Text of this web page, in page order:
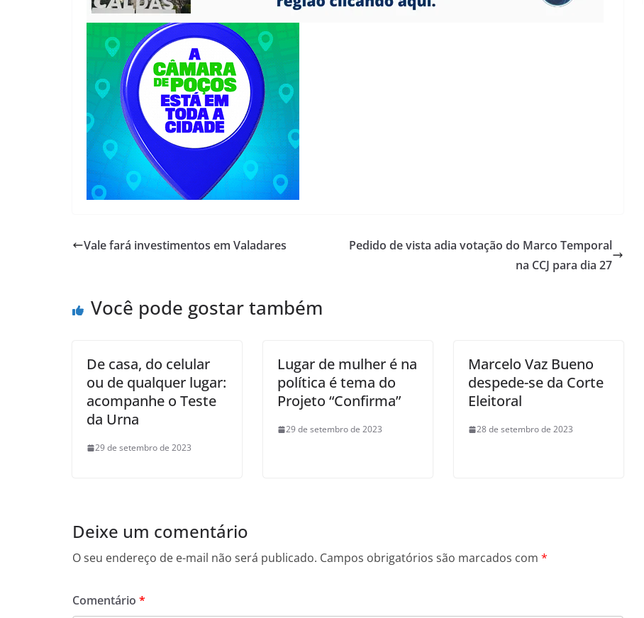
Vale fará investimentos em Valadares
Pedido de vista adia votação do Marco Temporal
na CCJ para dia 27
Você pode gostar também
De casa, do celular
ou de qualquer lugar:
acompanhe o Teste
da Urna
29 de setembro de 2023
Lugar de mulher é na
política é tema do
Projeto “Confirma”
29 de setembro de 2023
Marcelo Vaz Bueno
despede-se da Corte
Eleitoral
28 de setembro de 2023
Deixe um comentário
O seu endereço de e-mail não será publicado. Campos obrigatórios são marcados com *
Comentário *